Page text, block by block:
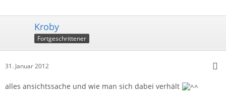
Kroby
Fortgeschrittener
31. Januar 2012
alles ansichtssache und wie man sich dabei verhält